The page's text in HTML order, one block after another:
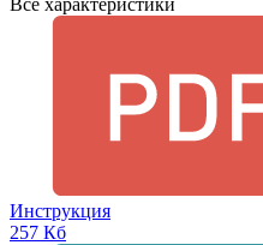
Все характеристики
Инструкция
257 Кб